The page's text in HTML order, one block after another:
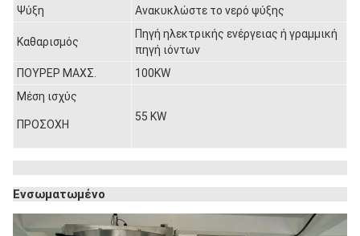
Ψύξη Ανακυκλώστε το νερό ψύξης
Καθαρισμός
Πηγή ηλεκτρικής ενέργειας ή γραμμική
πηγή ιόντων
ΠΟΥΡΕΡ ΜΑΧΣ.
100KW
Μέση ισχύς
ΠΡΟΣΟΧΗ
55 KW
Ενσωματωμένο